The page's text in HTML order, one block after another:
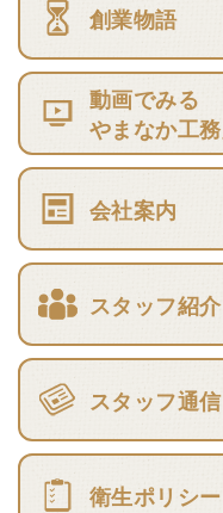
創業物語
動画でみる
やまなか工
会社案内
スタッフ紹介
スタッフ通信
衛生ポリシー